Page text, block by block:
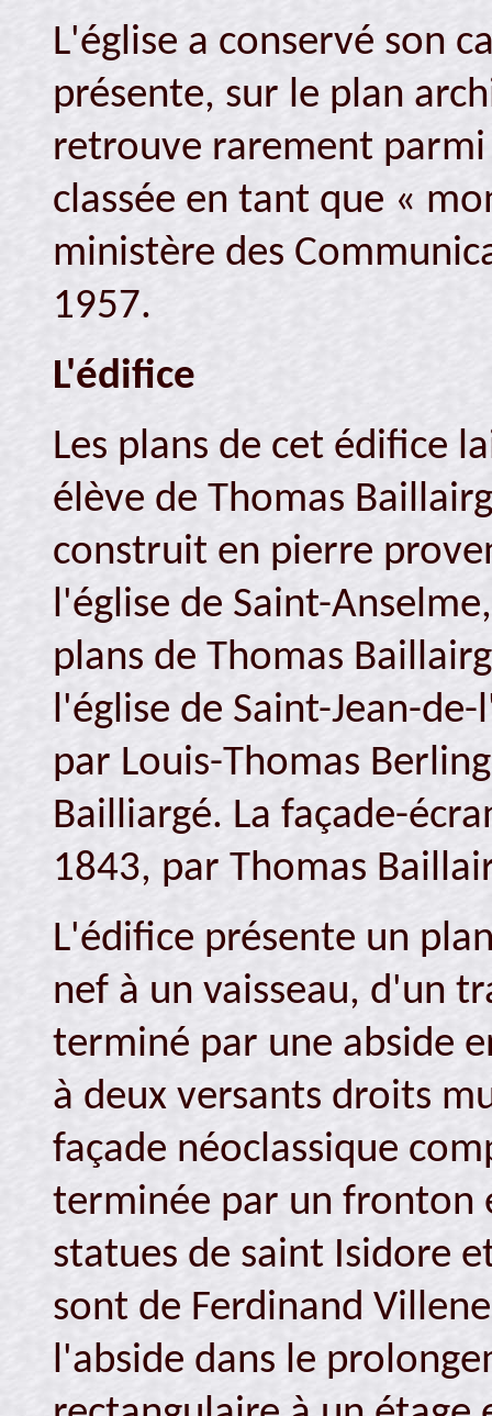
L'église a conservé son
présente, sur le plan
retrouve rarement parmi
classée en tant que «
ministère des
1957.
L'édifice
Les plans de cet édifice
élève de Thomas
construit en pierre
l'église de Saint-
plans de Thomas
l'église de Saint-Jean-
par Louis-Thomas
Bailliargé. La façade-
1843, par Thomas
L'édifice présente un
nef à un vaisseau, d'un
terminé par une abside
à deux versants droits
façade néoclassique
terminée par un fronton
statues de saint Isidore
sont de Ferdinand
l'abside dans le